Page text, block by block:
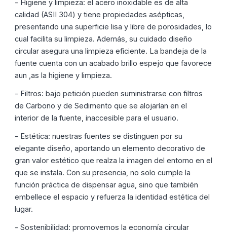
- Higiene y limpieza: el acero inoxidable es de alta
calidad (ASII 304) y tiene propiedades asépticas,
presentando una superficie lisa y libre de porosidades, lo
cual facilita su limpieza. Además, su cuidado diseño
circular asegura una limpieza eficiente. La bandeja de la
fuente cuenta con un acabado brillo espejo que favorece
aun ,as la higiene y limpieza.
- Filtros: bajo petición pueden suministrarse con filtros
de Carbono y de Sedimento que se alojarían en el
interior de la fuente, inaccesible para el usuario.
- Estética: nuestras fuentes se distinguen por su
elegante diseño, aportando un elemento decorativo de
gran valor estético que realza la imagen del entorno en el
que se instala. Con su presencia, no solo cumple la
función práctica de dispensar agua, sino que también
embellece el espacio y refuerza la identidad estética del
lugar.
- Sostenibilidad: promovemos la economía circular